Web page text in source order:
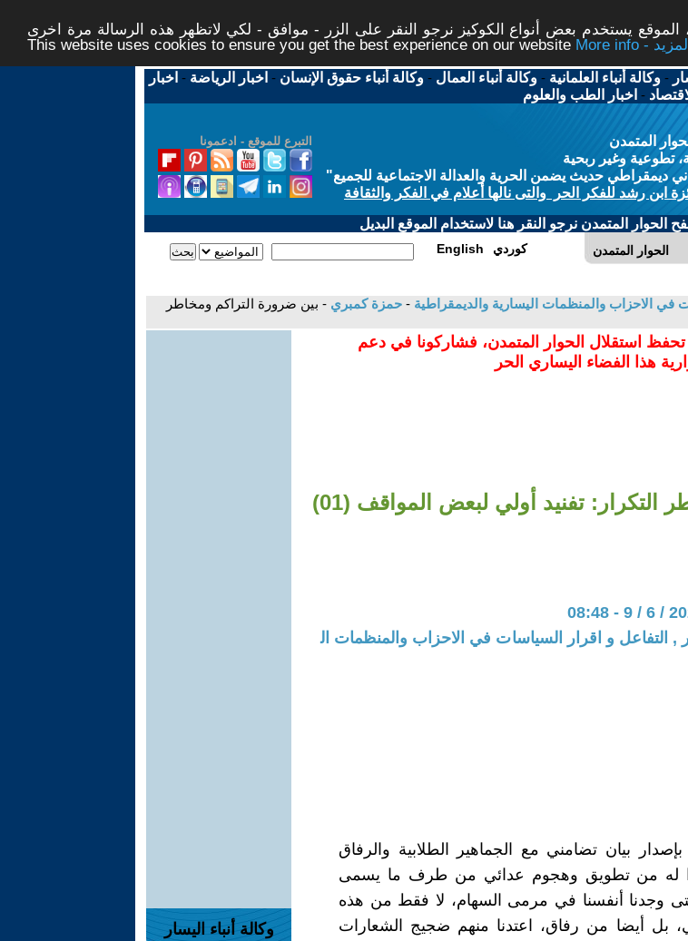
يستخدم بعض أنواع الكوكيز نرجو النقر على الزر - موافق - لكي لاتظهر هذه الرسالة مرة اخرى -
This website uses cookies to ensure you get the best experience on our website
More info - المزيد
-وكالة أنباء العلمانية -وكالة أنباء العمال -وكالة أنباء حقوق الإنسان - اخبار الرياضة - اخبار
- اخبار الطب والعلوم
التبرع للموقع - ادعمونا
المتمدن
تطوعية وغير ربحية
حديث يضمن الحرية والعدالة الاجتماعية للجميع"
ابن رشد للفكر الحر والتى نالها أعلام في الفكر والثقافة
الحوار المتمدن نرجو النقر هنا لاستخدام الموقع البديل
الحوار المتمدن English كوردي
في الاحزاب والمنظمات اليسارية والديمقراطية - حمزة كمبري - بين ضرورة التراكم ومخاطر
تحفظ استقلال الحوار المتمدن، فشاركونا في دعم
هذا الفضاء اليساري الحر
التكرار: تفنيد أولي لبعض المواقف (01)
, التفاعل و اقرار السياسات في الاحزاب والمنظمات ال
بيان تضامني مع الجماهير الطلابية والرفاق
له من تطويق وهجوم عدائي من طرف ما يسمى
حتى وجدنا أنفسنا في مرمى السهام، لا فقط من هذه
بل أيضا من رفاق، اعتدنا منهم ضجيج الشعارات
وكالة أنباء اليسار